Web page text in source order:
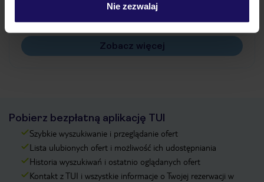
Nie zezwalaj
Na jakiej podstawie i gdzie otrzymam karty
pokładowe/bilety lotnicze?
Zobacz więcej
Pobierz bezpłatną aplikację TUI
Szybkie wyszukiwanie i przeglądanie ofert
Lista ulubionych ofert i możliwość ich udostępniania
Historia wyszukiwań i ostatnio oglądanych ofert
Kontakt z TUI i wszystkie informacje o Twojej rezerwacji w